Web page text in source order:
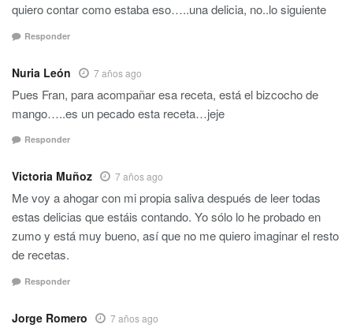
quiero contar como estaba eso…..una delicia, no..lo siguiente
Responder
Nuria León 7 años ago
Pues Fran, para acompañar esa receta, está el bizcocho de
mango…..es un pecado esta receta…jeje
Responder
Victoria Muñoz 7 años ago
Me voy a ahogar con mi propia saliva después de leer todas
estas delicias que estáis contando. Yo sólo lo he probado en
zumo y está muy bueno, así que no me quiero imaginar el resto
de recetas.
Responder
Jorge Romero 7 años ago